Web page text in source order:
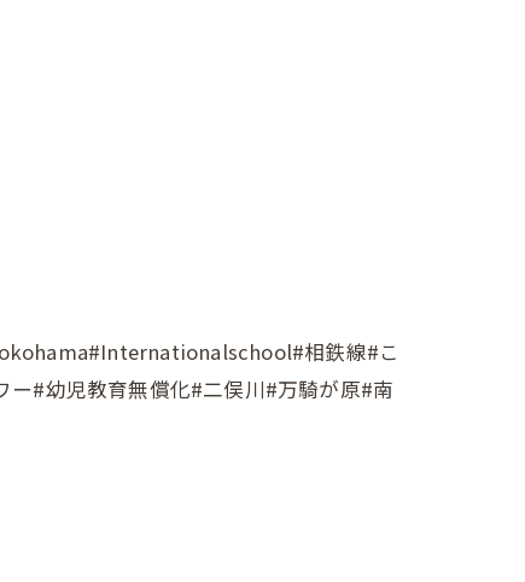
相鉄線#こ
#幼児教育無償化#二俣川#万騎が原#南